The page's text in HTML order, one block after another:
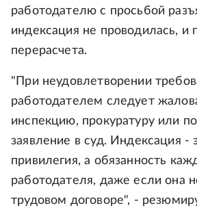
работодателю с просьбой
индексация не проводилась, и
перерасчета.
"При неудовлетворении
работодателем следует
инспекцию, прокуратуру или
заявление в суд. Индексация -
привилегия, а обязанность
работодателя, даже если она
трудовом договоре", -